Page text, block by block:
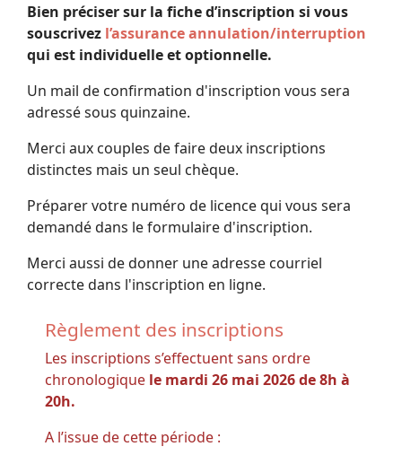
Bien préciser sur la fiche d’inscription si vous
souscrivez l’assurance annulation/interruption
qui est individuelle et optionnelle.
Un mail de confirmation d'inscription vous sera
adressé sous quinzaine.
Merci aux couples de faire deux inscriptions
distinctes mais un seul chèque.
Préparer votre numéro de licence qui vous sera
demandé dans le formulaire d'inscription.
Merci aussi de donner une adresse courriel
correcte dans l'inscription en ligne.
Règlement des inscriptions
Les inscriptions s’effectuent sans ordre
chronologique le mardi 26 mai 2026 de 8h à
20h.
A l’issue de cette période :